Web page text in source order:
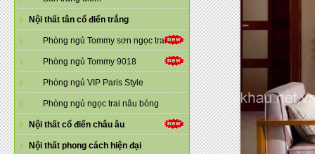
Nội thất tân cổ điển trắng
Phòng ngủ Tommy sơn ngọc trai
Phòng ngủ Tommy 9018
Phòng ngủ VIP Paris Style
Phòng ngủ ngọc trai nâu bóng
Nội thất cổ điển châu âu
Nội thất phong cách hiện đại